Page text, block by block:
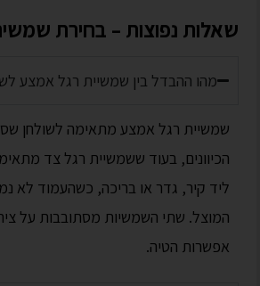
שאלות נפוצות – בחירת
מהו ההבדל בין שמשיית רגל אמצע
שמשיית רגל אמצע מתאימה לשולחן
הכיוונים, בעוד ששמשיית רגל צד
ליד קיר, גדר או בריכה, כשהעמוד לא
אפשרות הטיה.